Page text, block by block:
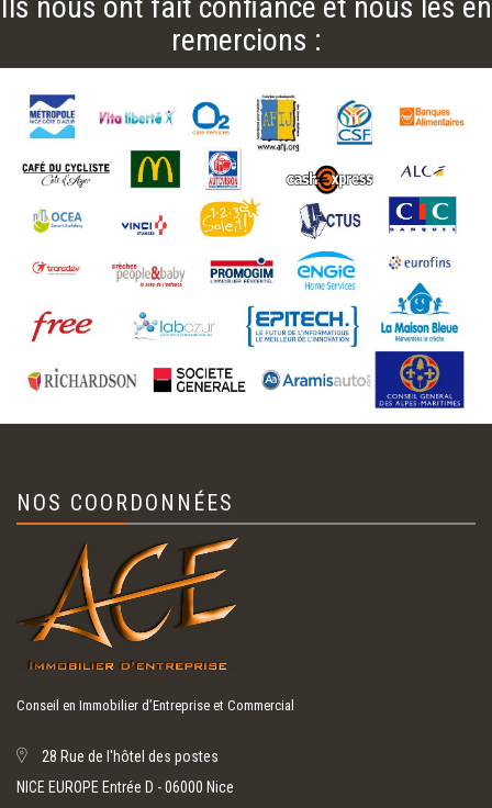
remercions :
NOS COORDONNÉES
Conseil en Immobilier d’Entreprise et Commercial
28 Rue de l'hôtel des postes
NICE EUROPE Entrée D - 06000 Nice